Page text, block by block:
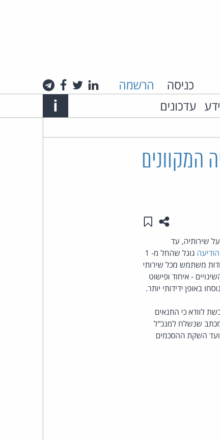
כניסה הרשמה לינקדאין
טוויטרפייסבוק
עדכונים Info
i
המקוונים
שתפו עמוד זה
שמור ב"תכנים שלי"
שירותיה, עד
הודיעה
גוגל שהחל מ- 1
משתמש מכל שירותי
- איחוד ופישוט
לוודא כי התנאים
שנשלח למנכ"ל
השקת ההסכמים